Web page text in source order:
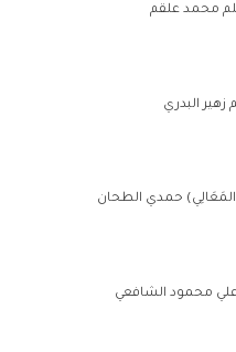
محمد علقم
البدري
حمدي الطحان
محمود الشافعي